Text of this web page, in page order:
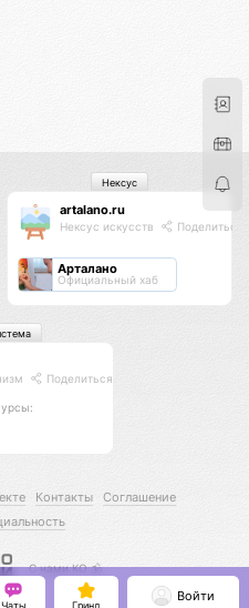
artalano.ru
Нексус искусств Поделиться
Арталано
Официальный хаб
Нексус
Поделиться
Контакты
Соглашение
С нами КО 🕉️
Чаты Гринд
Войти